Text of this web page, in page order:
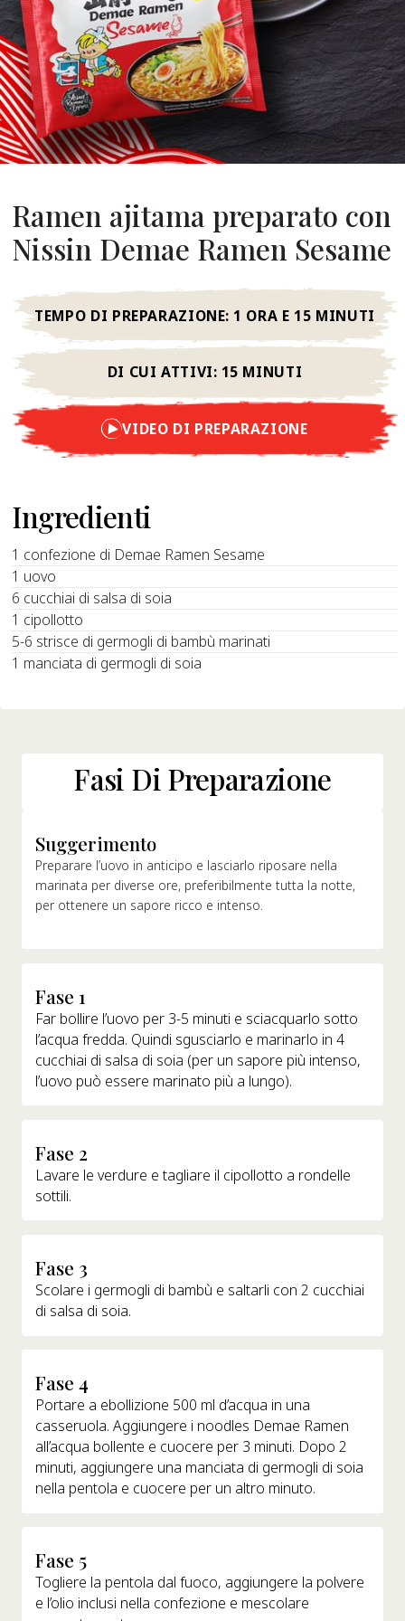
Siamo
Fondatore
Storia
Aziendali
Ramen ajitama preparato con
Nissin Demae Ramen Sesame
TEMPO DI PREPARAZIONE: 1 ORA E 15 MINUTI
DI CUI ATTIVI: 15 MINUTI
VIDEO DI PREPARAZIONE
Ingredienti
1 confezione di Demae Ramen Sesame
1 uovo
6 cucchiai di salsa di soia
1 cipollotto
5-6 strisce di germogli di bambù marinati
1 manciata di germogli di soia
Fasi Di Preparazione
Suggerimento
Preparare l’uovo in anticipo e lasciarlo riposare nella
marinata per diverse ore, preferibilmente tutta la notte,
per ottenere un sapore ricco e intenso.
Fase 1
Far bollire l’uovo per 3-5 minuti e sciacquarlo sotto
l’acqua fredda. Quindi sgusciarlo e marinarlo in 4
cucchiai di salsa di soia (per un sapore più intenso,
l’uovo può essere marinato più a lungo).
Fase 2
Lavare le verdure e tagliare il cipollotto a rondelle
sottili.
Fase 3
Scolare i germogli di bambù e saltarli con 2 cucchiai
di salsa di soia.
Fase 4
Portare a ebollizione 500 ml d’acqua in una
casseruola. Aggiungere i noodles Demae Ramen
all’acqua bollente e cuocere per 3 minuti. Dopo 2
minuti, aggiungere una manciata di germogli di soia
nella pentola e cuocere per un altro minuto.
Fase 5
Togliere la pentola dal fuoco, aggiungere la polvere
e l’olio inclusi nella confezione e mescolare